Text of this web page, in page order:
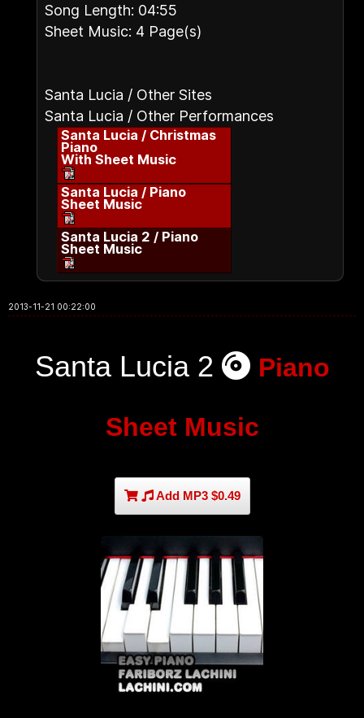
Song Length: 04:55
Sheet Music: 4 Page(s)
Santa Lucia / Other Sites
Santa Lucia / Other Performances
Santa Lucia / Christmas
Piano
With Sheet Music
Santa Lucia / Piano
Sheet Music
Santa Lucia 2 / Piano
Sheet Music
2013-11-21 00:22:00
Santa Lucia 2 Piano
Sheet Music
Add MP3 $0.49